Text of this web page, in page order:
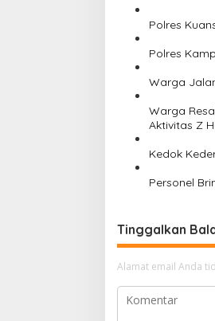
s
i
p
o
s
Polres
Polres
Warga
Warga
Aktivitas Z
Kedok
Personel
Tinggalkan
Alamat email Anda